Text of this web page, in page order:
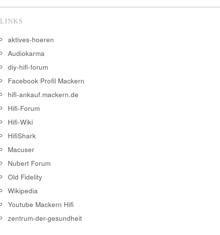
LINKS
aktives-hoeren
Audiokarma
diy-hifi-forum
Facebook Profil Mackern
hifi-ankauf.mackern.de
Hifi-Forum
Hifi-Wiki
HifiShark
Macuser
Nubert Forum
Old Fidelity
Wikipedia
Youtube Mackern Hifi
zentrum-der-gesundheit